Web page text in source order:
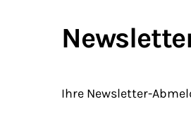
Ihre Newsletter-